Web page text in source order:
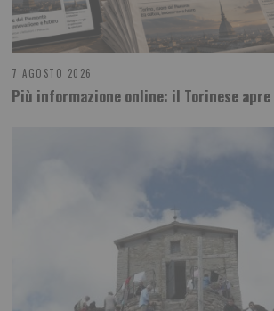
7 AGOSTO 2026
Più informazione online: il Torinese apre